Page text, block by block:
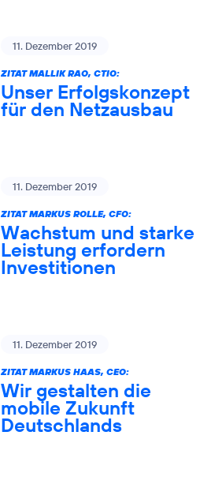
11. Dezember 2019
ZITAT MALLIK RAO, CTIO:
Unser Erfolgskonzept
für den Netzausbau
11. Dezember 2019
ZITAT MARKUS ROLLE, CFO:
Wachstum und starke
Leistung erfordern
Investitionen
11. Dezember 2019
ZITAT MARKUS HAAS, CEO:
Wir gestalten die
mobile Zukunft
Deutschlands